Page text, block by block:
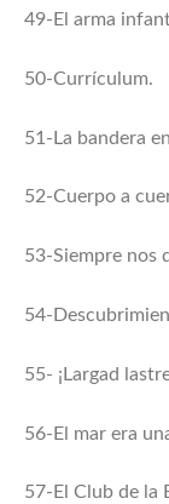
49-El arma
50-Currículum.
51-La bandera
52-Cuerpo a
53-Siempre nos
54-
55- ¡Largad
56-El mar era
57-El Club de la